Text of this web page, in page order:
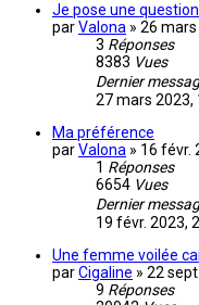
Je pose une
parValona » 26 mars
3 Réponses
8383 Vues
Dernier
27 mars 2023,
Ma préférence
parValona » 16 févr.
1 Réponses
6654 Vues
Dernier
19 févr. 2023,
Une femme voilée
parCigaline » 22
9 Réponses